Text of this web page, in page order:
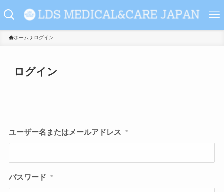
ホーム ログイン
ログイン
ユーザー名またはメールアドレス *
パスワード *